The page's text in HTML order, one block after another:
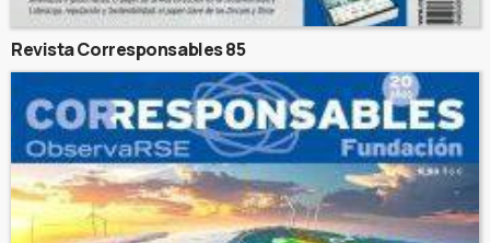
Revista Corresponsables 85